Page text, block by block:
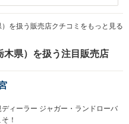
を扱う販売店クチコミをもっと見る
木県）を扱う注目販売店
ィーラー ジャガー・ランドローバ
！